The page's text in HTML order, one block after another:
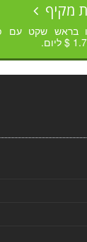
מקיף
בראש שקט עם